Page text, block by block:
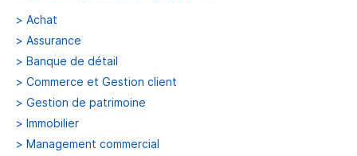
> Achat
> Assurance
> Banque de détail
> Commerce et Gestion client
> Gestion de patrimoine
> Immobilier
> Management commercial